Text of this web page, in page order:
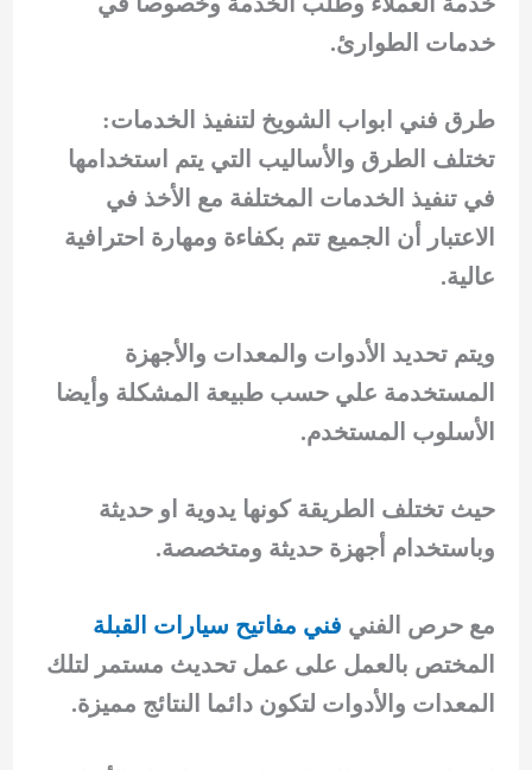
خدمات الطوارئ.
طرق فني ابواب الشويخ لتنفيذ الخدمات:
تختلف الطرق والأساليب التي يتم استخدامها
في تنفيذ الخدمات المختلفة مع الأخذ في
الاعتبار أن الجميع تتم بكفاءة ومهارة احترافية
عالية.
ويتم تحديد الأدوات والمعدات والأجهزة
المستخدمة علي حسب طبيعة المشكلة وأيضا
الأسلوب المستخدم.
حيث تختلف الطريقة كونها يدوية او حديثة
وباستخدام أجهزة حديثة ومتخصصة.
مع حرص الفني فني مفاتيح سيارات القبلة
المختص بالعمل على عمل تحديث مستمر لتلك
المعدات والأدوات لتكون دائما النتائج مميزة.